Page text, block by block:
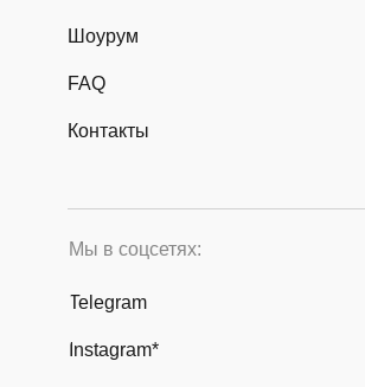
Мы в соцсетях:
Instagram*
Telegram
Шоурум
FAQ
Контакты